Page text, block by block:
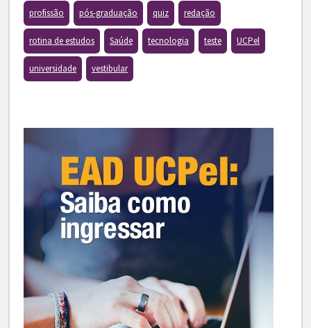
profissão pós-graduação quiz redação
rotina de estudos Saúde tecnologia teste UCPel
universidade vestibular